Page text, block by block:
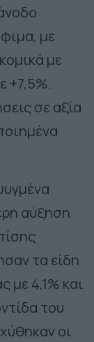
με
με
+7,5%.
σε αξία
αύξηση
τα είδη
με 4,1% και
του
οι